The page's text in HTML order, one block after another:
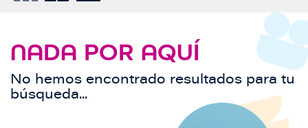
NADA POR AQUÍ
No hemos encontrado resultados para tu
búsqueda...